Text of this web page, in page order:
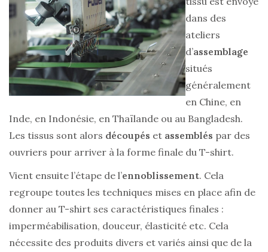
dans des
ateliers
d’assemblage
situés
généralement
en Chine, en
Inde, en Indonésie, en Thaïlande ou au Bangladesh.
Les tissus sont alors découpés et assemblés par des
ouvriers pour arriver à la forme finale du T-shirt.
Vient ensuite l’étape de l’ennoblissement. Cela
regroupe toutes les techniques mises en place afin de
donner au T-shirt ses caractéristiques finales :
imperméabilisation, douceur, élasticité etc. Cela
nécessite des produits divers et variés ainsi que de la